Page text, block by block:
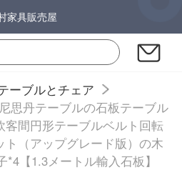
家具販売屋
ーブルとチェア
思丹テーブルの石板テーブル
客間円形テーブルベルト回転
（アップグレード版）の木
【1.3メートル輸入石板】